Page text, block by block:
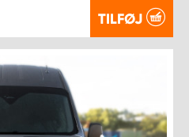
TILFØJ